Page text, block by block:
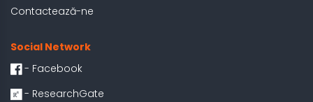
Contactează-ne
Social Network
- Facebook
- ResearchGate